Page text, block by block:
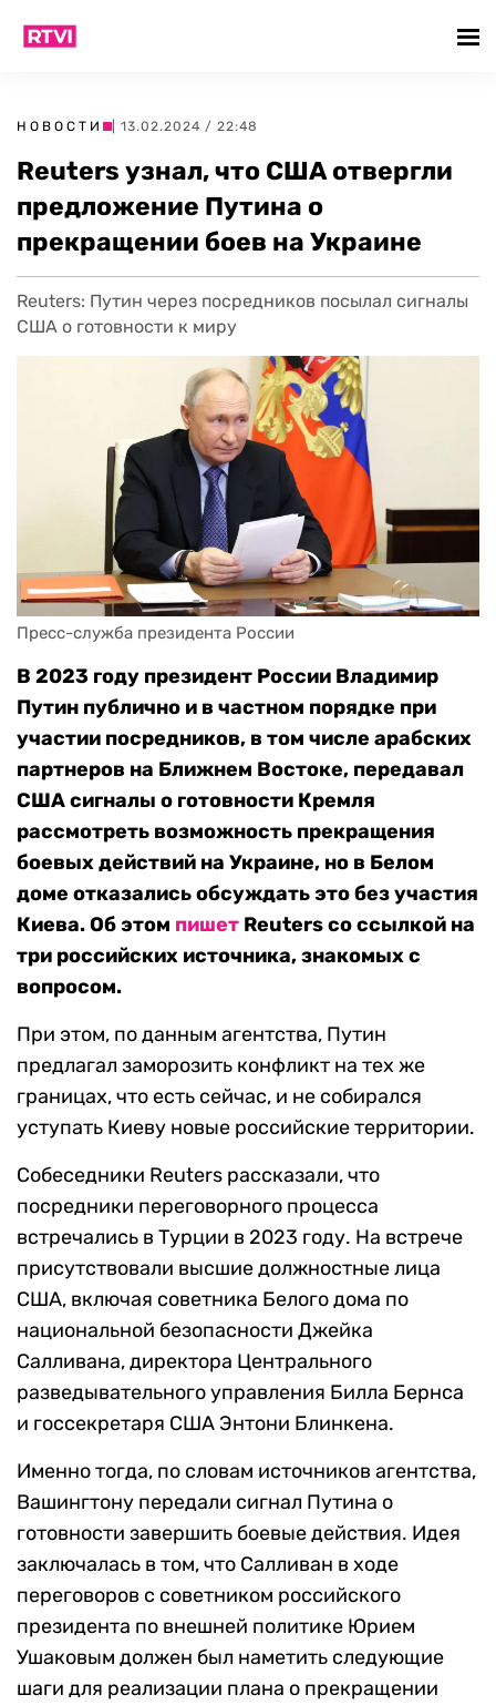
НОВОСТИ | 13.02.2024 / 22:48
Reuters узнал, что США отвергли
предложение Путина о
прекращении боев на Украине
Reuters: Путин через посредников посылал сигналы
США о готовности к миру
Пресс-служба президента России
В 2023 году президент России Владимир
Путин публично и в частном порядке при
участии посредников, в том числе арабских
партнеров на Ближнем Востоке, передавал
США сигналы о готовности Кремля
рассмотреть возможность прекращения
боевых действий на Украине, но в Белом
доме отказались обсуждать это без участия
Киева. Об этом пишет Reuters со ссылкой на
три российских источника, знакомых с
вопросом.
При этом, по данным агентства, Путин
предлагал заморозить конфликт на тех же
границах, что есть сейчас, и не собирался
уступать Киеву новые российские территории.
Собеседники Reuters рассказали, что
посредники переговорного процесса
встречались в Турции в 2023 году. На встрече
присутствовали высшие должностные лица
США, включая советника Белого дома по
национальной безопасности Джейка
Салливана, директора Центрального
разведывательного управления Билла Бернса
и госсекретаря США Энтони Блинкена.
Именно тогда, по словам источников агентства,
Вашингтону передали сигнал Путина о
готовности завершить боевые действия. Идея
заключалась в том, что Салливан в ходе
переговоров с советником российского
президента по внешней политике Юрием
Ушаковым должен был наметить следующие
шаги для реализации плана о прекращении